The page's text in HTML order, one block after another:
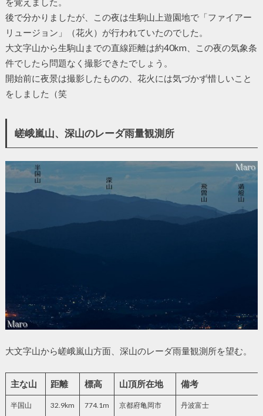
後で分かりましたが、この夜は生駒山上遊園地で「ファイアー
リュージョン」（花火）が行われていたのでした。
大文字山から生駒山までの直線距離は約40km、この夜の気象条
件でしたら問題なく撮影できたでしょう。
開始前に夜景は撮影したものの、花火には気づかず惜しいこと
をしました（笑
嵯峨嵐山、深山のレーダ雨量観測所
大文字山から嵯峨嵐山方面、深山のレーダ雨量観測所を望む。
主な山 距離 標高 山頂所在地 備考
半国山 32.9km 774.1m 京都府亀岡市 丹波富士